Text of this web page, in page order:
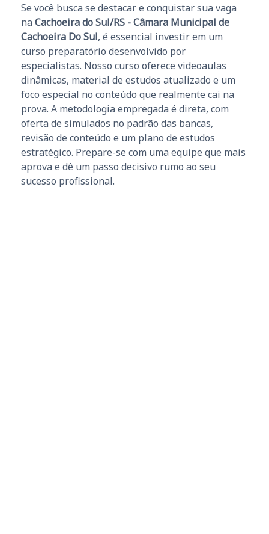
Se você busca se destacar e conquistar sua vaga
na Cachoeira do Sul/RS - Câmara Municipal de
Cachoeira Do Sul, é essencial investir em um
curso preparatório desenvolvido por
especialistas. Nosso curso oferece videoaulas
dinâmicas, material de estudos atualizado e um
foco especial no conteúdo que realmente cai na
prova. A metodologia empregada é direta, com
oferta de simulados no padrão das bancas,
revisão de conteúdo e um plano de estudos
estratégico. Prepare-se com uma equipe que mais
aprova e dê um passo decisivo rumo ao seu
sucesso profissional.